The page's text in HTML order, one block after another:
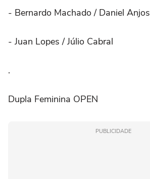
- Bernardo Machado / Daniel Anjos
- Juan Lopes / Júlio Cabral
.⠀
Dupla Feminina OPEN
PUBLICIDADE